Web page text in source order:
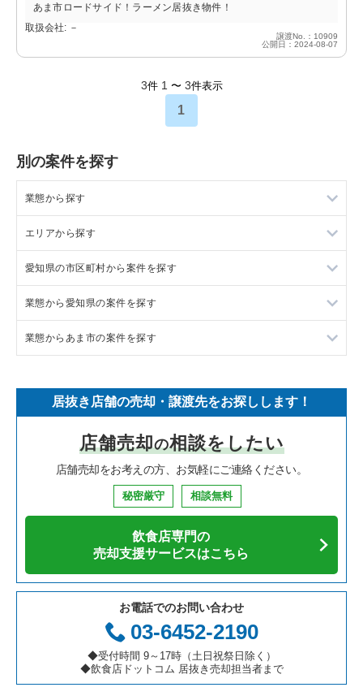
あま市ロードサイド！ラーメン居抜き物件！
取扱会社: －
譲渡No.：10909
公開日：2024-08-07
3件 1 〜 3件表示
1
別の案件を探す
業態から探す
ラーメンの居抜き売却物件の案件一覧
フランス料理の居抜き売却物件の案件一覧
イタリア料理の居抜き売却物件の案件一覧
中華の居抜き売却物件の案件一覧
寿司の居抜き売却物件の案件一覧
焼肉の居抜き売却物件の案件一覧
鉄板焼き・お好み焼の居抜き売却物件の案件一覧
カフェの居抜き売却物件の案件一覧
テイクアウトの居抜き売却物件の案件一覧
お弁当・惣菜・デリの居抜き売却物件の案件一覧
カラオケ・パブ・スナックの居抜き売却物件の案件一覧
バーの居抜き売却物件の案件一覧
エリアから探す
東京23区の飲食店の居抜き売却物件の案件一覧
東京都下の飲食店の居抜き売却物件の案件一覧
千葉県の飲食店の居抜き売却物件の案件一覧
神奈川県の飲食店の居抜き売却物件の案件一覧
大阪府の飲食店の居抜き売却物件の案件一覧
兵庫県の飲食店の居抜き売却物件の案件一覧
愛知県の飲食店の居抜き売却物件の案件一覧
岐阜県の飲食店の居抜き売却物件の案件一覧
三重県の飲食店の居抜き売却物件の案件一覧
愛知県の市区町村から案件を探す
岡崎市の飲食店の居抜き売却物件の案件一覧
半田市の飲食店の居抜き売却物件の案件一覧
名古屋市名東区の飲食店の居抜き売却物件の案件一覧
名古屋市東区の飲食店の居抜き売却物件の案件一覧
名古屋市西区の飲食店の居抜き売却物件の案件一覧
名古屋市中区の飲食店の居抜き売却物件の案件一覧
春日井市の飲食店の居抜き売却物件の案件一覧
名古屋市瑞穂区の飲食店の居抜き売却物件の案件一覧
名古屋市北区の飲食店の居抜き売却物件の案件一覧
名古屋市中川区の飲食店の居抜き売却物件の案件一覧
業態から愛知県の案件を探す
愛知県のラーメンの居抜き売却物件の案件一覧
愛知県のイタリア料理の居抜き売却物件の案件一覧
愛知県の中華の居抜き売却物件の案件一覧
愛知県のそば・うどんの居抜き売却物件の案件一覧
愛知県の焼肉の居抜き売却物件の案件一覧
愛知県の鉄板焼き・お好み焼の居抜き売却物件の案件一覧
愛知県のアジア料理の居抜き売却物件の案件一覧
愛知県のカフェの居抜き売却物件の案件一覧
愛知県のテイクアウトの居抜き売却物件の案件一覧
業態からあま市の案件を探す
あま市のカフェの居抜き売却物件の案件一覧
あま市のバーの居抜き売却物件の案件一覧
居抜き店舗の売却・譲渡先をお探しします！
店舗売却の相談をしたい
店舗売却をお考えの方、お気軽にご連絡ください。
秘密厳守 相談無料
飲食店専門の
売却支援サービスはこちら
お電話でのお問い合わせ
03-6452-2190
◆受付時間 9～17時（土日祝祭日除く）
◆飲食店ドットコム 居抜き売却担当者まで